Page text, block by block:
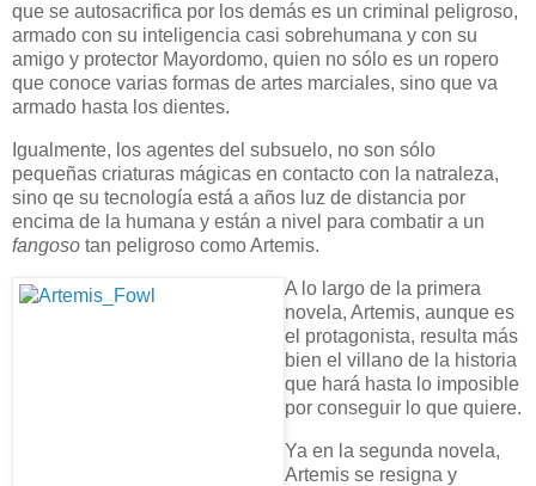
que se autosacrifica por los demás es un criminal peligroso,
armado con su inteligencia casi sobrehumana y con su
amigo y protector Mayordomo, quien no sólo es un ropero
que conoce varias formas de artes marciales, sino que va
armado hasta los dientes.
Igualmente, los agentes del subsuelo, no son sólo
pequeñas criaturas mágicas en contacto con la natraleza,
sino qe su tecnología está a años luz de distancia por
encima de la humana y están a nivel para combatir a un
fangoso tan peligroso como Artemis.
A lo largo de la primera
novela, Artemis, aunque es
el protagonista, resulta más
bien el villano de la historia
que hará hasta lo imposible
por conseguir lo que quiere.
Ya en la segunda novela,
Artemis se resigna y